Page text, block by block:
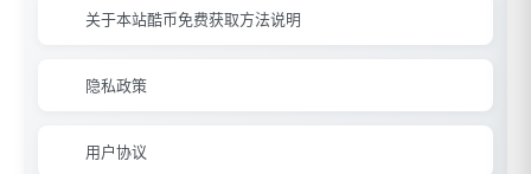
关于本站酷币免费获取方法说明
隐私政策
用户协议